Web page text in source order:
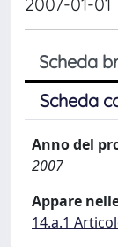
Scheda
Scheda
Anno del
2007
Appare
14.a.1